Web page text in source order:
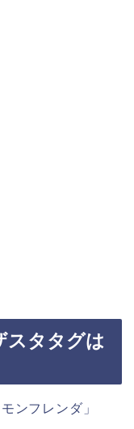
スタタグは
ンフレンダ」